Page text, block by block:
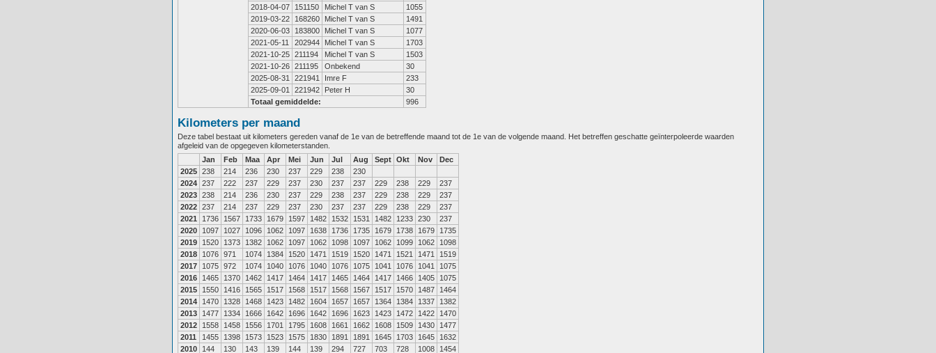
2018-04-07
151150 Michel T van S
1055
2019-03-22
168260 Michel T van S
1491
2020-06-03
183800 Michel T van S
1077
2021-05-11
202944 Michel T van S
1703
2021-10-25 211194 Michel T van S
1503
2021-10-26 211195 Onbekend
30
2025-08-31
221941 Imre F
233
2025-09-01
221942 Peter H
30
Totaal gemiddelde:
996
Kilometers per maand
Deze tabel bestaat uit kilometers gereden vanaf de 1e van de betreffende maand tot de 1e van de volgende maand. Het betreffen geschatte geïnterpoleerde waarden
afgeleid van de opgegeven kilometerstanden.
Jan
Feb Maa Apr Mei Jun Jul Aug Sept Okt Nov
Dec
2025 238 214 236 230 237 229 238
230
2024 237 222 237 229 237 230 237 237 229 238 229
237
2023 238 214 236 230 237 229 238 237 229 238 229
237
2022 237 214 237 229 237 230 237 237 229 238 229
237
2021
1736 1567 1733 1679 1597 1482 1532 1531 1482 1233 230
237
2020
1097 1027 1096 1062 1097 1638 1736 1735 1679 1738 1679
1735
2019
1520 1373 1382 1062 1097 1062 1098 1097 1062 1099 1062
1098
2018
1076 971 1074 1384 1520 1471 1519 1520 1471 1521 1471
1519
2017
1075 972 1074 1040 1076 1040 1076 1075 1041 1076 1041
1075
2016
1465 1370 1462 1417 1464 1417 1465 1464 1417 1466 1405
1075
2015
1550 1416 1565 1517 1568 1517 1568 1567 1517 1570 1487
1464
2014
1470 1328 1468 1423 1482 1604 1657 1657 1364 1384 1337
1382
2013
1477 1334 1666 1642 1696 1642 1696 1623 1423 1472 1422
1470
2012
1558 1458 1556 1701 1795 1608 1661 1662 1608 1509 1430
1477
2011
1455 1398 1573 1523 1575 1830 1891 1891 1645 1703 1645
1632
2010
144 130 143 139 144 139 294 727 703 728 1008 1454